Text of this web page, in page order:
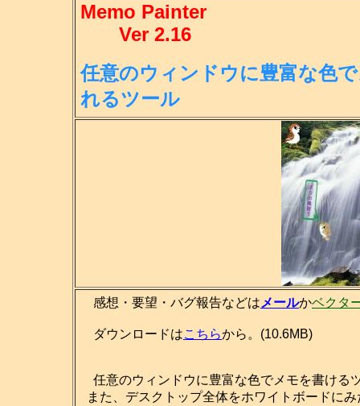
Memo Painter
Ver 2.16
任意のウィンドウに豊富な色
れるツール
感想・要望・バグ報告などは メールかベクタ
ダウンロードはこちらから。(10.6MB)
任意のウィンドウに豊富な色でメモを書ける
また、デスクトップ全体をホワイトボードに